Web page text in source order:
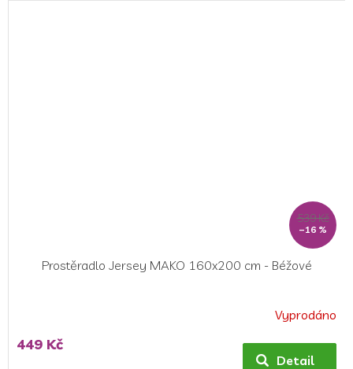
539 Kč
–16 %
Prostěradlo Jersey MAKO 160x200 cm - Béžové
Vyprodáno
449 Kč
Detail